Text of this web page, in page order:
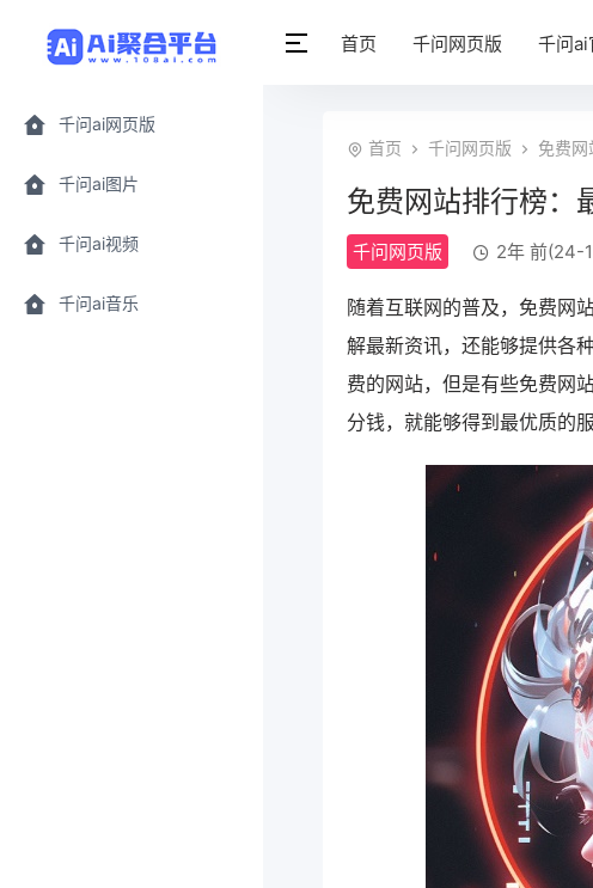
千问ai网页版
千问ai图片
千问ai视频
千问ai音乐
首页 千问网页版 千问ai
首页 千问网页版 免费
免费网站排行榜：
千问网页版 2年 前(24-
随着互联网的普及，免费网
解最新资讯，还能够提供各
费的网站，但是有些免费网
分钱，就能够得到最优质的服